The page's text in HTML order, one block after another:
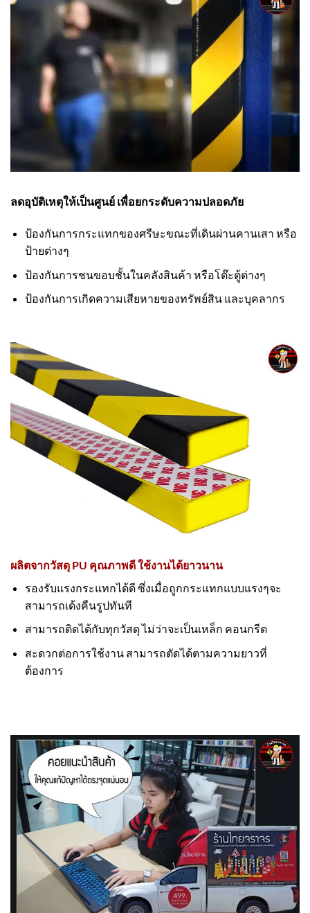
ลดอุบัติเหตุให้เป็นศูนย์ เพื่อยกระดับความปลอดภัย
ป้องกันการกระแทกของศรีษะขณะที่เดินผ่านคานเสา หรือ
ป้ายต่างๆ
ป้องกันการชนขอบชั้นในคลังสินค้า หรือโต๊ะตู้ต่างๆ
ป้องกันการเกิดความเสียหายของทรัพย์สิน และบุคลากร
ผลิตจากวัสดุ PU คุณภาพดี ใช้งานได้ยาวนาน
รองรับแรงกระแทกได้ดี ซึ่งเมื่อถูกกระแทกแบบแรงๆจะ
สามารถเด้งคืนรูปทันที
สามารถติดได้กับทุกวัสดุ ไม่ว่าจะเป็นเหล็ก คอนกรีต
สะดวกต่อการใช้งาน สามารถตัดได้ตามความยาวที่
ต้องการ